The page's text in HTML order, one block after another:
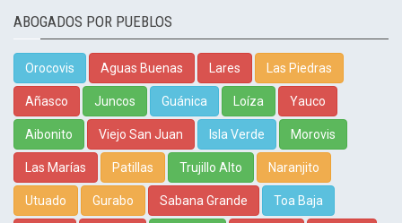
ABOGADOS POR PUEBLOS
Orocovis Aguas Buenas Lares Las Piedras
Añasco Juncos Guánica Loíza Yauco
Aibonito Viejo San Juan Isla Verde Morovis
Las Marías Patillas Trujillo Alto Naranjito
Utuado Gurabo Sabana Grande Toa Baja